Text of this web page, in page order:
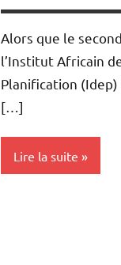
Alors que le
l’Institut Africain
Planification (Idep)
[…]
Lire la suite